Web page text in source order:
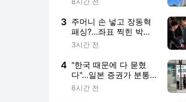
3 주머니 손 넣고 장동혁
패싱?…좌표 찍힌 박수
민 논란 전말 [영상]
3시간 전
4 "한국 때문에 다 묻혔
다"…일본 증권가 분통
터트린 이유 [도쿄나우]
8시간 전